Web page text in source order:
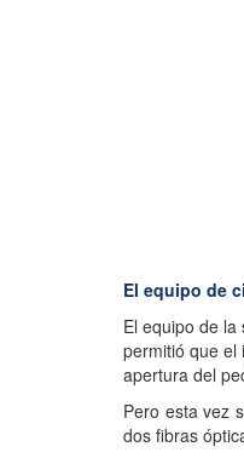
El equipo de
El equipo de
permitió que el
apertura del
Pero esta vez
dos fibras